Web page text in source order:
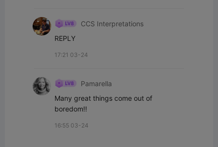
CCS Interpretations
REPLY
17:21 03-24
Pamarella
Many great things come out of
boredom!!
16:55 03-24